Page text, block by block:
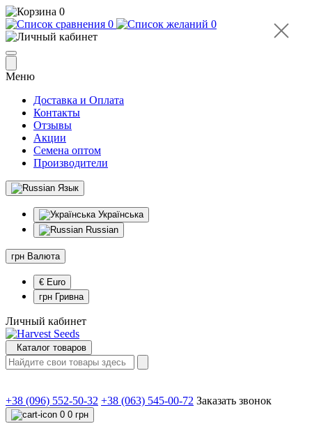
0
0
0
Меню
Доставка и Оплата
Контакты
Отзывы
Акции
Семена оптом
Производители
Язык
Українська
Russian
грн Валюта
€ Euro
грн Гривна
Личный кабинет
Каталог товаров
+38 (096) 552-50-32 +38 (063) 545-00-72 Заказать звонок
0 0 грн